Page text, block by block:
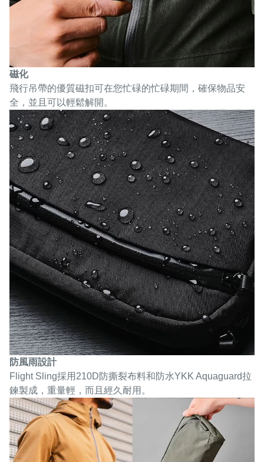
磁化
飛行吊帶的優質磁扣可在您忙碌的忙碌期間，確保物品安
全，並且可以輕鬆解開。
防風雨設計
Flight Sling採用210D防撕裂布料和防水YKK Aquaguard拉
鍊製成，重量輕，而且經久耐用。